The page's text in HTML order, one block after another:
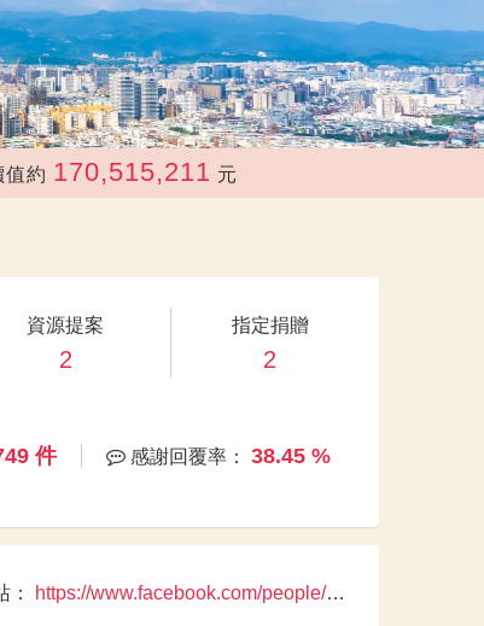
元
資源提案
2
指定捐贈
2
感謝回覆率： 38.45 %
件
： https://www.facebook.com/people/%E7%A4%BE%E5%9C%98%E6%B3%95%E4%BA%BA%E4%B8%AD%E8%8F%AF%E6%B0%91%E5%9C%8B%E9%95%B7%E8%80%85%E7%85%A7%E9%A1%A7%E9%97%9C%E6%87%B7%E5%8D%94%E6%9C%83/100067152313324/